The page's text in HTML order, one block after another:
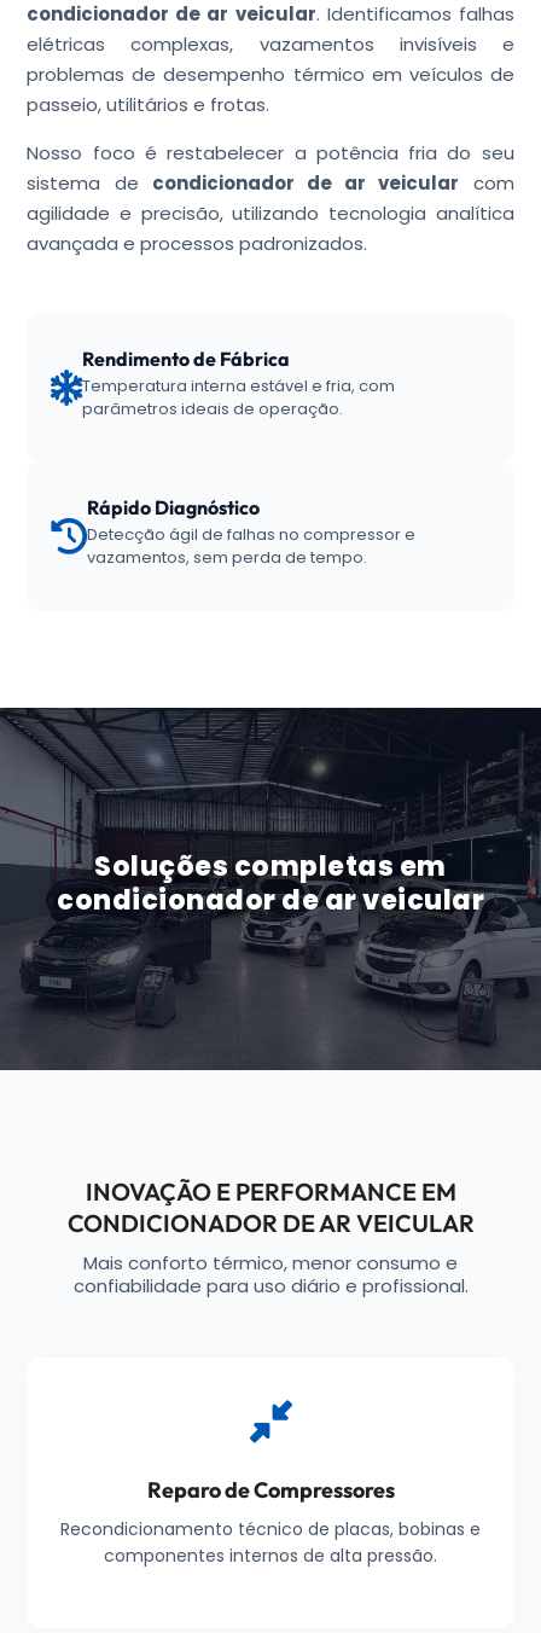
condicionador de ar veicular. Identificamos falhas
elétricas complexas, vazamentos invisíveis e
problemas de desempenho térmico em veículos de
passeio, utilitários e frotas.
Nosso foco é restabelecer a potência fria do seu
sistema de condicionador de ar veicular com
agilidade e precisão, utilizando tecnologia analítica
avançada e processos padronizados.
Rendimento de Fábrica
Temperatura interna estável e fria, com
parâmetros ideais de operação.
Rápido Diagnóstico
Detecção ágil de falhas no compressor e
vazamentos, sem perda de tempo.
Soluções completas em
condicionador de ar veicular
INOVAÇÃO E PERFORMANCE EM
CONDICIONADOR DE AR VEICULAR
Mais conforto térmico, menor consumo e
confiabilidade para uso diário e profissional.
Reparo de Compressores
Recondicionamento técnico de placas, bobinas e
componentes internos de alta pressão.